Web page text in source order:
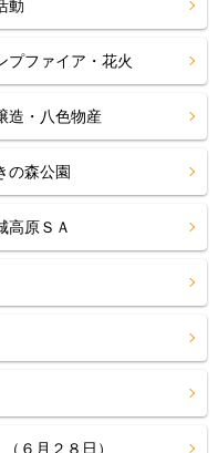
動
プファイア・花火
造・八色物産
の森公園
高原ＳＡ
６月２８日）